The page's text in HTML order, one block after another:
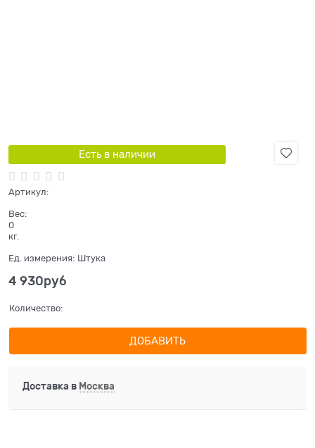
Есть в наличии
Артикул:
Вес:
0
кг.
Ед. измерения: Штука
4 930руб
Количество:
ДОБАВИТЬ
Доставка в Москва